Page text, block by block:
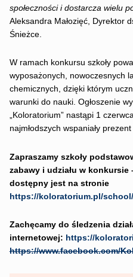
społeczności i dostarcza wielu
Aleksandra Małozięć, Dyrektor
Śnieżce.
W ramach konkursu szkoły
wyposażonych, nowoczesnych
chemicznych, dzięki którym
warunki do nauki. Ogłoszenie
„Koloratorium” nastąpi 1
najmłodszych wspaniały
Zapraszamy szkoły
zabawy i udziału w
dostępny jest na stronie
https://koloratorium.pl/
Zachęcamy do śledzenia
internetowej: https://
https://www.facebook.com/